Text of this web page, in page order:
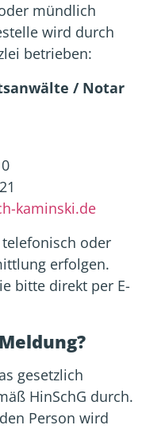
mündlich
wird durch
betrieben:
/ Notar
kaminski.de
oder
erfolgen.
bitte direkt per E-
gesetzlich
HinSchG durch.
Person wird